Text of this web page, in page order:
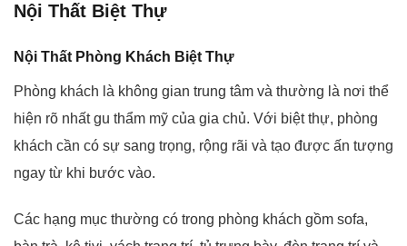
Nội Thất Biệt Thự
Nội Thất Phòng Khách Biệt Thự
Phòng khách là không gian trung tâm và thường là nơi thể
hiện rõ nhất gu thẩm mỹ của gia chủ. Với biệt thự, phòng
khách cần có sự sang trọng, rộng rãi và tạo được ấn tượng
ngay từ khi bước vào.
Các hạng mục thường có trong phòng khách gồm sofa,